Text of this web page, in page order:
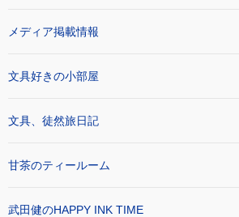
メディア掲載情報
文具好きの小部屋
文具、徒然旅日記
甘茶のティールーム
武田健のHAPPY INK TIME